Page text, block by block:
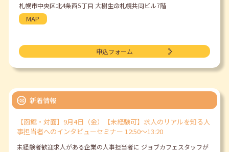
札幌市中央区北4条西5丁目 大樹生命札幌共同ビル7階
MAP
申込フォーム
新着情報
【函館・対面】9月4日（金）【未経験可】求人のリアルを知る人
事担当者へのインタビューセミナー 12:50～13:20
未経験者歓迎求人がある企業の人事担当者に ジョブカフェスタッフが